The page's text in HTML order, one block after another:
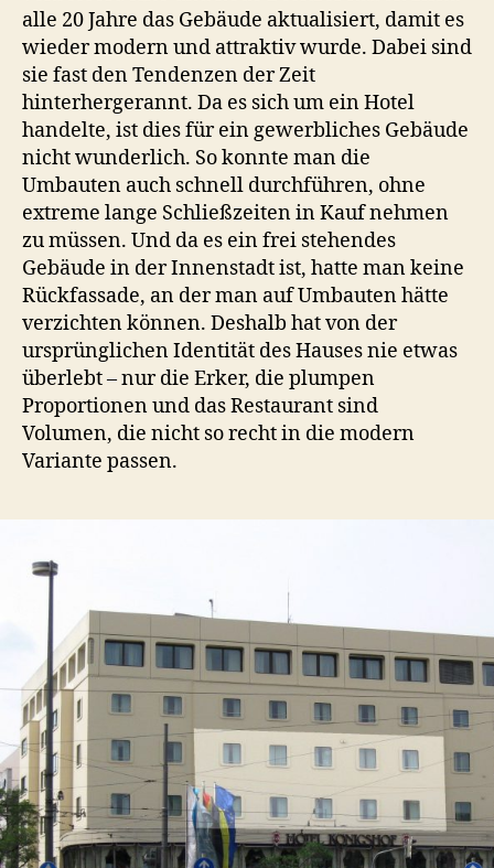
alle 20 Jahre das Gebäude aktualisiert, damit es
wieder modern und attraktiv wurde. Dabei sind
sie fast den Tendenzen der Zeit
hinterhergerannt. Da es sich um ein Hotel
handelte, ist dies für ein gewerbliches Gebäude
nicht wunderlich. So konnte man die
Umbauten auch schnell durchführen, ohne
extreme lange Schließzeiten in Kauf nehmen
zu müssen. Und da es ein frei stehendes
Gebäude in der Innenstadt ist, hatte man keine
Rückfassade, an der man auf Umbauten hätte
verzichten können. Deshalb hat von der
ursprünglichen Identität des Hauses nie etwas
überlebt – nur die Erker, die plumpen
Proportionen und das Restaurant sind
Volumen, die nicht so recht in die modern
Variante passen.